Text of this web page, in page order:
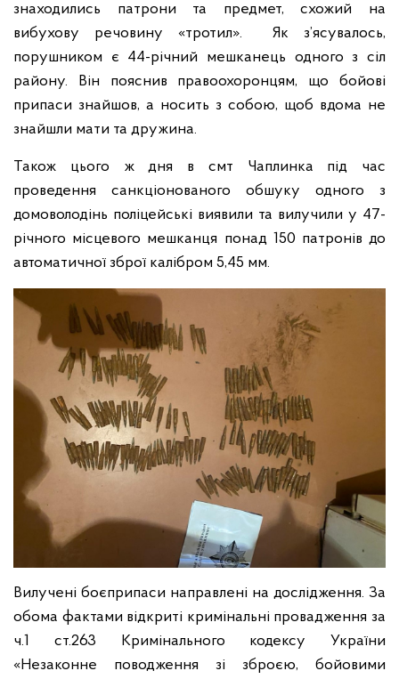
знаходились патрони та предмет, схожий на
вибухову речовину «тротил». Як з’ясувалось,
порушником є 44-річний мешканець одного з сіл
району. Він пояснив правоохоронцям, що бойові
припаси знайшов, а носить з собою, щоб вдома не
знайшли мати та дружина.
Також цього ж дня в смт Чаплинка під час
проведення санкціонованого обшуку одного з
домоволодінь поліцейські виявили та вилучили у 47-
річного місцевого мешканця понад 150 патронів до
автоматичної зброї калібром 5,45 мм.
Вилучені боєприпаси направлені на дослідження. За
обома фактами відкриті кримінальні провадження за
ч.1 ст.263 Кримінального кодексу України
«Незаконне поводження зі зброєю, бойовими